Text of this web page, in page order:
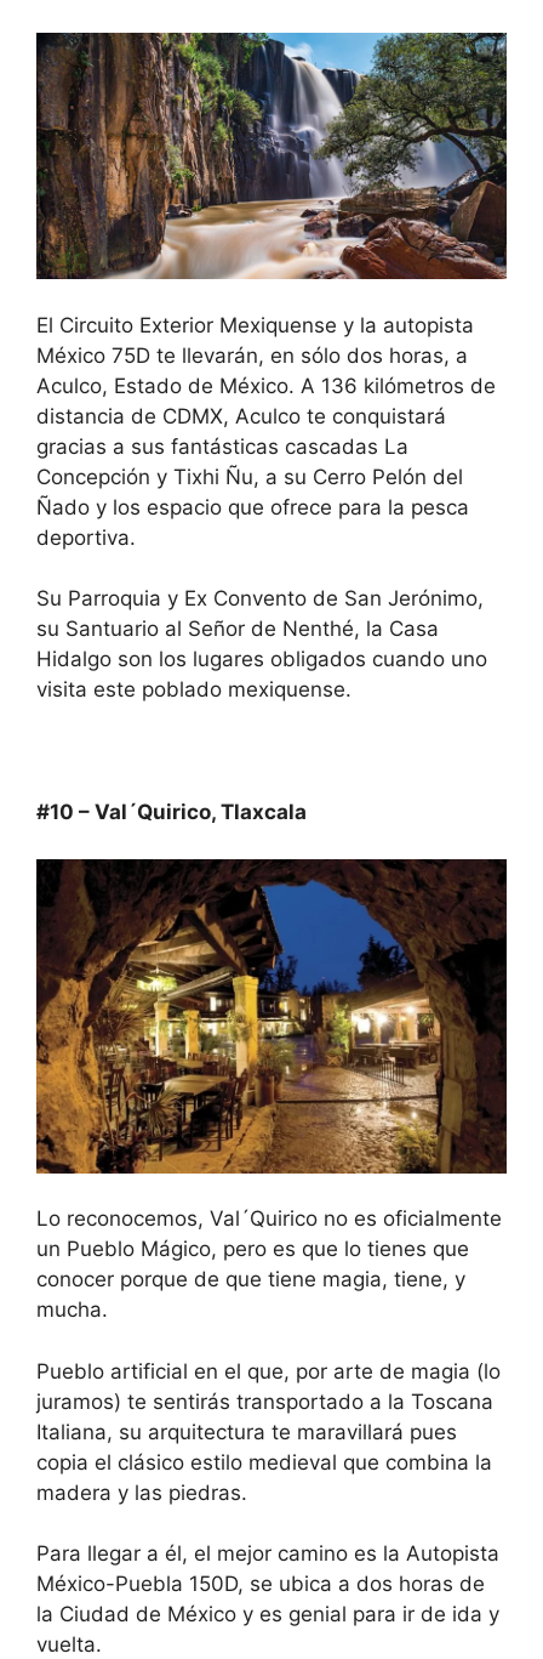
El Circuito Exterior Mexiquense y la autopista
México 75D te llevarán, en sólo dos horas, a
Aculco, Estado de México. A 136 kilómetros de
distancia de CDMX, Aculco te conquistará
gracias a sus fantásticas cascadas La
Concepción y Tixhi Ñu, a su Cerro Pelón del
Ñado y los espacio que ofrece para la pesca
deportiva.
Su Parroquia y Ex Convento de San Jerónimo,
su Santuario al Señor de Nenthé, la Casa
Hidalgo son los lugares obligados cuando uno
visita este poblado mexiquense.
#10 – Val´Quirico, Tlaxcala
Lo reconocemos, Val´Quirico no es oficialmente
un Pueblo Mágico, pero es que lo tienes que
conocer porque de que tiene magia, tiene, y
mucha.
Pueblo artificial en el que, por arte de magia (lo
juramos) te sentirás transportado a la Toscana
Italiana, su arquitectura te maravillará pues
copia el clásico estilo medieval que combina la
madera y las piedras.
Para llegar a él, el mejor camino es la Autopista
México-Puebla 150D, se ubica a dos horas de
la Ciudad de México y es genial para ir de ida y
vuelta.